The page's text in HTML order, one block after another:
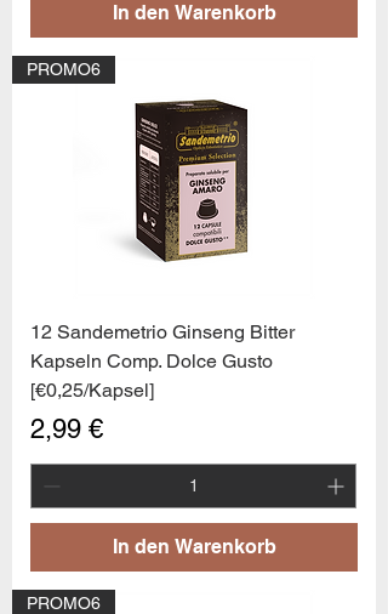
In den Warenkorb
PROMO6
12 Sandemetrio Ginseng Bitter
Kapseln Comp. Dolce Gusto
[€0,25/Kapsel]
Preis
2,99 €
In den Warenkorb
PROMO6